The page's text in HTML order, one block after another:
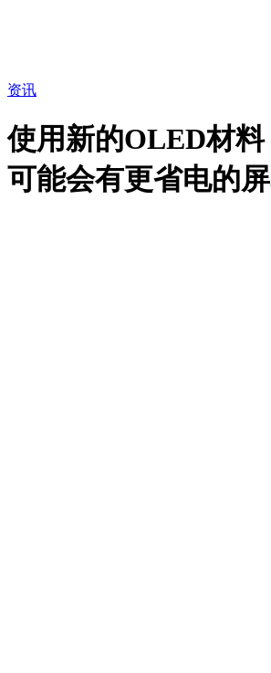
资讯
使用新的OLED材料
可能会有更省电的